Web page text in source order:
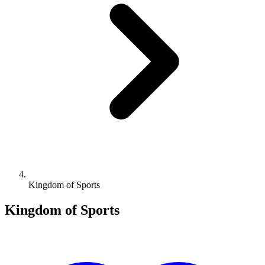
Kingdom of Sports
Kingdom of Sports